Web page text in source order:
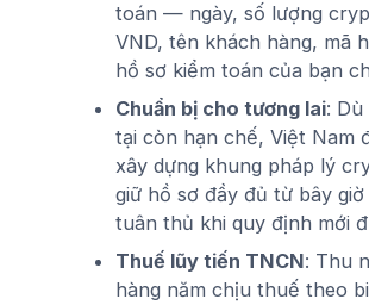
toán — ngày, số lượng
VND, tên khách hàng, mã
hồ sơ kiểm toán của bạn
Chuẩn bị cho tương lai:
tại còn hạn chế, Việt Nam
xây dựng khung pháp lý
giữ hồ sơ đầy đủ từ bây giờ
tuân thủ khi quy định mới
Thuế lũy tiến TNCN: Thu
hàng năm chịu thuế theo